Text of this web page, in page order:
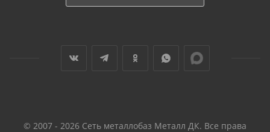
© 2007 - 2026 Сеть металлобаз Металл ДК. Все права